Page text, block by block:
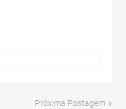
Próxima Postagem